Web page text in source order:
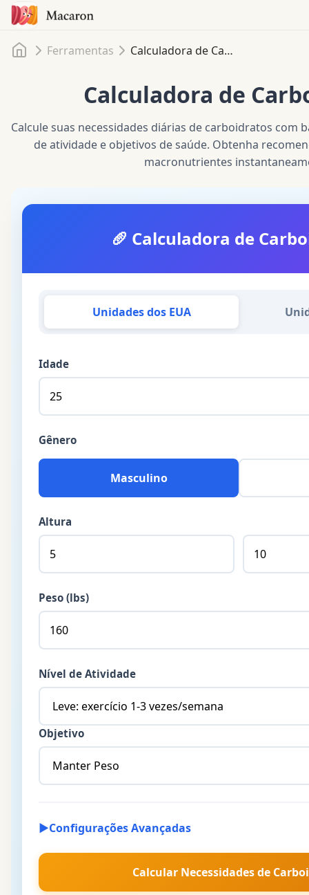
InícioFerramentas Calculadora de Carboidratos
Calculadora de
Calcule suas necessidades diárias de carboidratos com
de atividade e objetivos de saúde. Obtenha
macronutrientes
🥖 Calculadora de
Unidades dos EUA
Idade
Gênero
Masculino
Altura
Peso (lbs)
Nível de Atividade
Objetivo
▶Configurações Avançadas
Calcular Necessidades de